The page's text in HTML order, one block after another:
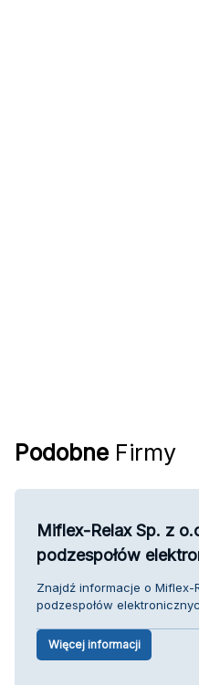
Podobne Firmy
Miflex-Relax Sp. z
podzespołów
Znajdź informacje o Miflex-
podzespołów
Więcej informacji